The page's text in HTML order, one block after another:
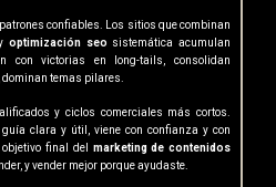
confiables. Los sitios que combinan
optimización seo sistemática acumulan
con victorias en long-tails, consolidan
dominan temas pilares.
y ciclos comerciales más cortos.
clara y útil, viene con confianza y con
final del marketing de contenidos
y vender mejor porque ayudaste.